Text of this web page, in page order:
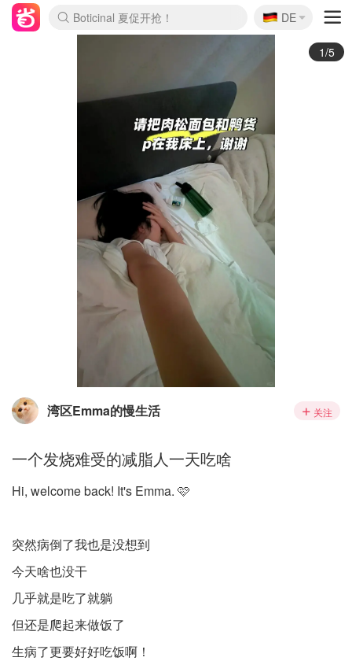
4折！lulu周四疯狂上新
🇩🇪
DE
2/5
湾区Emma的慢生活 关注
一个发烧难受的减脂人一天吃啥
Hi, welcome back! It's Emma. 🩷
突然病倒了我也是没想到
今天啥也没干
几乎就是吃了就躺
但还是爬起来做饭了
生病了更要好好吃饭啊！